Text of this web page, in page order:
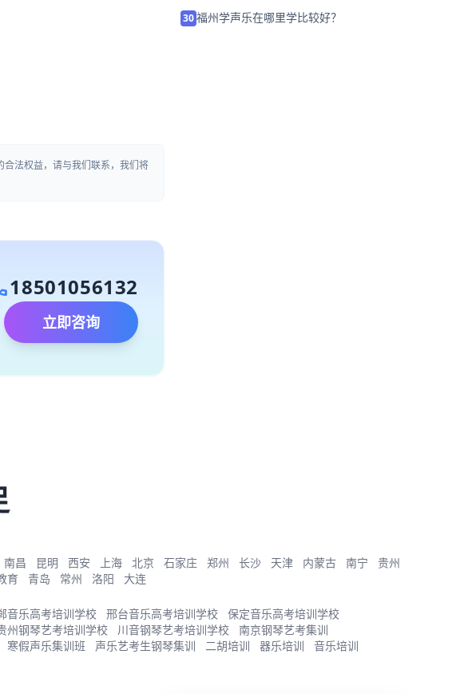
合法权益，请与我们联系，我们将
18501056132
立即咨询
30福州学声乐在哪里学比较好？
南昌 昆明 西安 上海 北京 石家庄 郑州 长沙 天津 内蒙古 南宁
贵州
育 青岛 常州 洛阳 大连
音乐高考培训学校 邢台音乐高考培训学校
保定音乐高考培训学校
州钢琴艺考培训学校 川音钢琴艺考培训学校
南京钢琴艺考集训
寒假声乐集训班 声乐艺考生钢琴集训 二胡培训 器乐培训
音乐培训